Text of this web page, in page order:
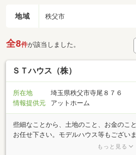
地域 秩父市
全8件が該当しました。
ＳＴハウス（株）
所在地
埼玉県秩父市寺尾８７６
情報提供元
アットホーム
些細なことから、土地のこと、お金のこ
お任せ下さい。モデルハウス等もござい
づくりを是非実際にご覧いただけたら幸
もっと見る